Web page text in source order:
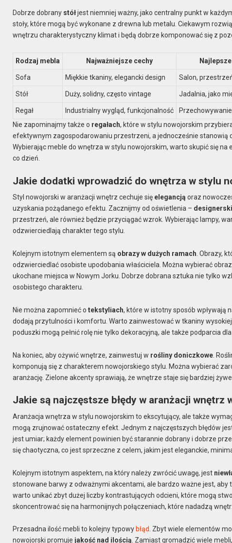
Dobrze dobrany stółjest niemniej ważny, jako centralny punkt w
stoły, które mogą być wykonane z drewna lub metalu. Ciekawym
wnętrzu charakterystyczny klimat i będą dobrze komponować się z
Rodzaj mebla Najważniejsze cechy
Sofa Miękkie tkaniny, elegancki design Salon,
Stół Duży, solidny, często vintage Jadalnia, jako
Regał Industrialny wygląd, funkcjonalność
Nie zapominajmy także o regałach, które w stylu nowojorskim
efektywnym zagospodarowaniu przestrzeni, a jednocześnie stanowią
Wybierając meble do wnętrza w stylu nowojorskim, warto skupić się
co dzień.
Jakie dodatki wprowadzić do wnętrza w stylu
Styl nowojorski w aranżacji wnętrz cechuje się elegancją oraz
uzyskania pożądanego efektu. Zacznijmy od oświetlenia –
przestrzeń, ale również będzie przyciągać wzrok. Wybierając lampy,
odzwierciedlają charakter tego stylu.
Kolejnym istotnym elementem są obrazy w dużych ramach . Obrazy,
odzwierciedlać osobiste upodobania właściciela. Można wybierać
ukochane miejsca w Nowym Jorku. Dobrze dobrana sztuka nie tylko
osobistego charakteru.
Nie można zapomnieć otekstyliach, które w istotny sposób wpływają
dodają przytulności i komfortu. Warto zainwestować w tkaniny
poduszki mogą pełnić rolę nie tylko dekoracyjną, ale także podparcia
Na koniec, aby ożywić wnętrze, zainwestuj w rośliny doniczkowe .
komponują się z charakterem nowojorskiego stylu. Można wybierać
aranżację. Zielone akcenty sprawiają, że wnętrze staje się bardziej
Jakie są najczęstsze błędy w aranżacji wnętrz
Aranżacja wnętrza w stylu nowojorskim to ekscytujący, ale także
mogą zrujnować ostateczny efekt. Jednym z najczęstszych błędów
jest umiar; każdy element powinien być starannie dobrany i dobrze
się chaotyczna, co jest sprzeczne z celem, jakim jest eleganckie,
Kolejnym istotnym aspektem, na który należy zwrócić uwagę, jest
stonowane barwy z odważnymi akcentami, ale bardzo ważne jest, aby
warto unikać zbyt dużej liczby kontrastujących odcieni, które mogą
skoncentrować się na harmonijnych połączeniach, które nadadzą
Przesadna ilość mebli to kolejny typowy błąd. Zbyt wiele elementów
nowojorski promuje jakość nad ilością. Zamiast gromadzić wiele